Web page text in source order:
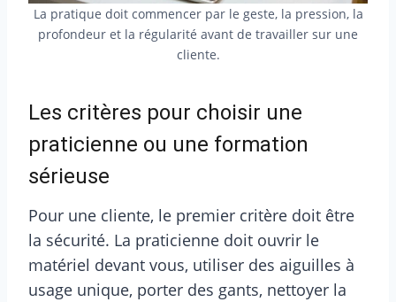
La pratique doit commencer par le geste, la pression, la
profondeur et la régularité avant de travailler sur une
cliente.
Les critères pour choisir une
praticienne ou une formation
sérieuse
Pour une cliente, le premier critère doit être
la sécurité. La praticienne doit ouvrir le
matériel devant vous, utiliser des aiguilles à
usage unique, porter des gants, nettoyer la